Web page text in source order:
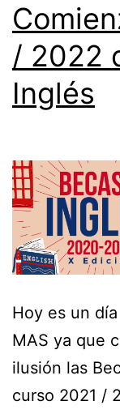
/ 2022
Inglés
Hoy es un
MAS ya que
ilusión las
curso 2021 /